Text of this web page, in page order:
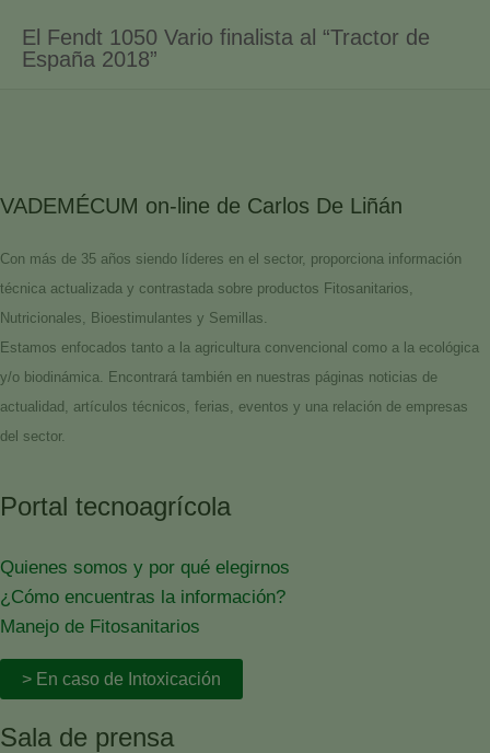
El Fendt 1050 Vario finalista al “Tractor de
España 2018”
VADEMÉCUM on-line de Carlos De Liñán
Con más de 35 años siendo líderes en el sector, proporciona información
técnica actualizada y contrastada sobre productos Fitosanitarios,
Nutricionales, Bioestimulantes y Semillas.
Estamos enfocados tanto a la agricultura convencional como a la ecológica
y/o biodinámica. Encontrará también en nuestras páginas noticias de
actualidad, artículos técnicos, ferias, eventos y una relación de empresas
del sector.
Portal tecnoagrícola
Quienes somos y por qué elegirnos
¿Cómo encuentras la información?
Manejo de Fitosanitarios
> En caso de Intoxicación
Sala de prensa